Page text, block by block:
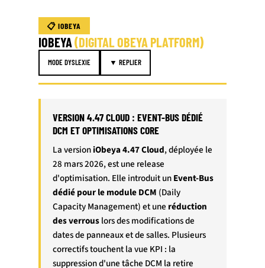
📋 IOBEYA
IOBEYA(DIGITAL OBEYA PLATFORM)
MODE DYSLEXIE ▼ REPLIER
VERSION 4.47 CLOUD : EVENT-BUS DÉDIÉ
DCM ET OPTIMISATIONS CORE
La versioniObeya 4.47 Cloud, déployée le
28 mars 2026, est une release
d'optimisation. Elle introduit unEvent-Bus
dédié pour le module DCM (Daily
Capacity Management) et une réduction
des verrouslors des modifications de
dates de panneaux et de salles. Plusieurs
correctifs touchent la vue KPI : la
suppression d'une tâche DCM la retire